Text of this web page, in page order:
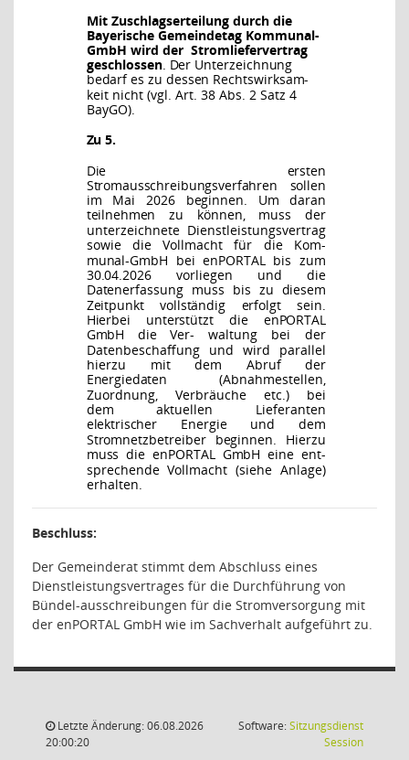
Mit Zuschlagserteilung durch die
Bayerische Gemeindetag Kommunal-
GmbH wird der Stromliefervertrag
geschlossen. Der Unterzeichnung
bedarf es zu dessen Rechtswirksam-
keit nicht (vgl. Art. 38 Abs. 2 Satz 4
BayGO).
Zu 5.
Die ersten
Stromausschreibungsverfahren sollen
im Mai 2026 beginnen. Um daran
teilnehmen
zu können, muss der
unterzeichnete Dienstleistungsvertrag
sowie die Vollmacht für die Kom-
munal-GmbH bei enPORTAL bis zum
30.04.2026 vorliegen und die
Datenerfassung muss bis zu diesem
Zeitpunkt vollständig erfolgt sein.
Hierbei unterstützt die enPORTAL
GmbH die Ver-
waltung bei
der
Datenbeschaffung und wird
parallel
hierzu
mit dem
Abruf der
Energiedaten
(Abnahmestellen,
Zuordnung,
Verbräuche etc.)
bei
dem
aktuellen
Lieferanten
elektrischer
Energie und dem
Stromnetzbetreiber beginnen. Hierzu
muss die enPORTAL GmbH eine ent-
sprechende Vollmacht (siehe Anlage)
erhalten.
Beschluss:
Der Gemeinderat stimmt dem Abschluss eines
Dienstleistungsvertrages für die Durchführung von
Bündel-ausschreibungen für die Stromversorgung mit
der enPORTAL GmbH wie im Sachverhalt aufgeführt zu.
Letzte Änderung: 06.08.2026
20:00:20
Software:Sitzungsdienst
Session(Wird in